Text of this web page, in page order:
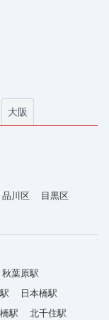
大阪
品川区
目黒区
秋葉原駅
日本橋駅
駅
北千住駅